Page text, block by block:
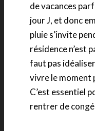
de vacances
jour J, et donc
pluie s’invite
résidence n’est
faut pas
vivre le moment
C’est essentiel
rentrer de